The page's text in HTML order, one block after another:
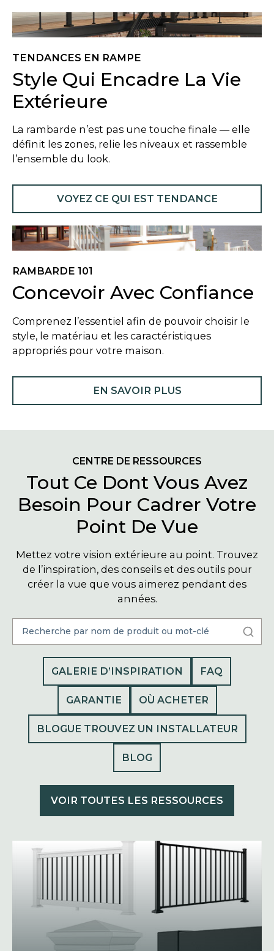
TENDANCES EN RAMPE
Style Qui Encadre La Vie
Extérieure
La rambarde n’est pas une touche finale — elle
définit les zones, relie les niveaux et rassemble
l’ensemble du look.
VOYEZ CE QUI EST TENDANCE
RAMBARDE 101
Concevoir Avec Confiance
Comprenez l’essentiel afin de pouvoir choisir le
style, le matériau et les caractéristiques
appropriés pour votre maison.
EN SAVOIR PLUS
CENTRE DE RESSOURCES
Tout Ce Dont Vous Avez
Besoin Pour Cadrer Votre
Point De Vue
Mettez votre vision extérieure au point. Trouvez
de l’inspiration, des conseils et des outils pour
créer la vue que vous aimerez pendant des
années.
GALERIE D’INSPIRATION FAQ
GARANTIE OÙ ACHETER
BLOGUE TROUVEZ UN INSTALLATEUR
BLOG
VOIR TOUTES LES RESSOURCES